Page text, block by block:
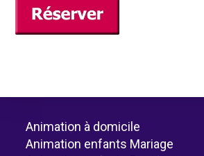
Animation à domicile
Animation enfants Mariage